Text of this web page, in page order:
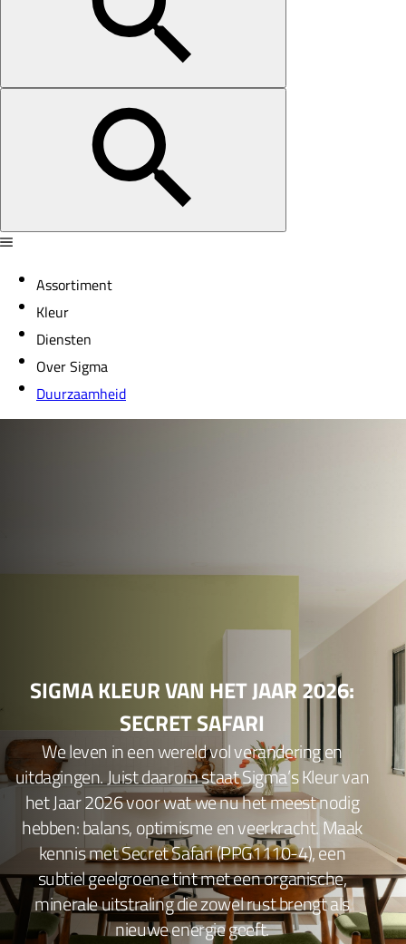
Assortiment
Kleur
Diensten
Over Sigma
Duurzaamheid
SIGMA KLEUR VAN HET JAAR 2026:
SECRET SAFARI
We leven in een wereld vol verandering en
uitdagingen. Juist daarom staat Sigma’s Kleur van
het Jaar 2026 voor wat we nu het meest nodig
hebben: balans, optimisme en veerkracht. Maak
kennis met Secret Safari (PPG1110-4), een
subtiel geelgroene tint met een organische,
minerale uitstraling die zowel rust brengt als
nieuwe energie geeft.